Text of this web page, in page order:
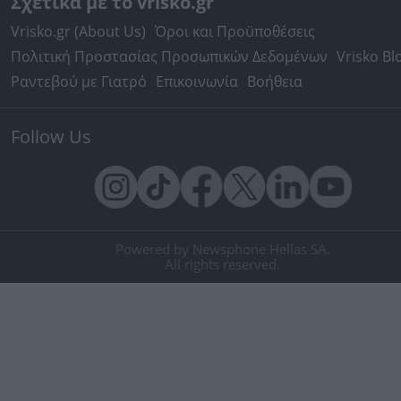
Vrisko.gr (About Us) Όροι και Προϋποθέσεις
Πολιτική Προστασίας Προσωπικών Δεδομένων Vrisko
Ραντεβού με Γιατρό Επικοινωνία Βοήθεια
Follow Us
Powered by Newsphone Hellas SA.
All rights reserved.